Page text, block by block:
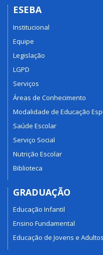
ESEBA
Institucional
Equipe
Legislação
LGPD
Serviços
Áreas de Conhecimento
Modalidade de Educação
Saúde Escolar
Serviço Social
Nutrição Escolar
Biblioteca
GRADUAÇÃO
Educação Infantil
Ensino Fundamental
Educação de Jovens e Adultos